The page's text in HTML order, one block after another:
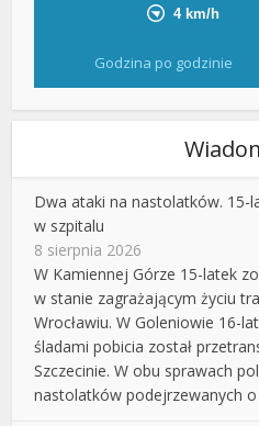
Godzina po godzinie
Dwa ataki na nastolatków. 15-
w szpitalu
8 sierpnia 2026
W Kamiennej Górze 15-latek
w stanie zagrażającym życiu
Wrocławiu. W Goleniowie 16-
śladami pobicia został
Szczecinie. W obu sprawach
nastolatków podejrzewanych o